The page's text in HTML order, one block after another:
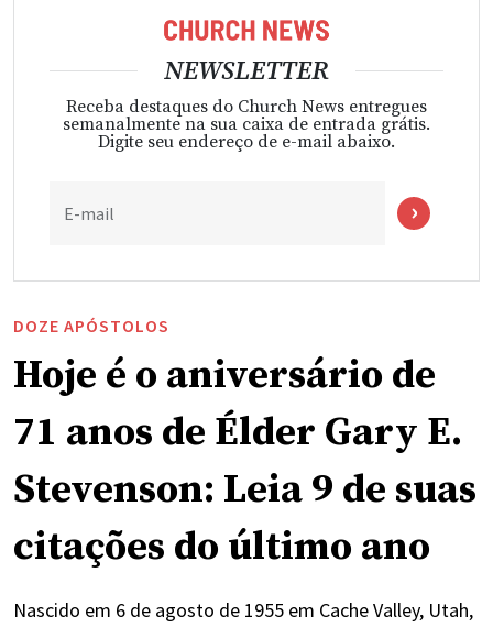
NEWSLETTER
Receba destaques do Church News entregues
semanalmente na sua caixa de entrada grátis.
Digite seu endereço de e-mail abaixo.
E-mail
DOZE APÓSTOLOS
Hoje é o aniversário de
71 anos de Élder Gary E.
Stevenson: Leia 9 de suas
citações do último ano
Nascido em 6 de agosto de 1955 em Cache Valley, Utah,